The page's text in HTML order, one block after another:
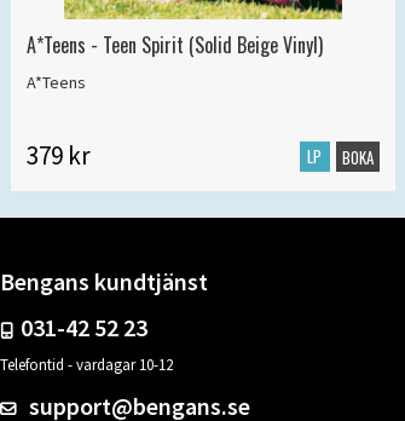
A*Teens - Teen Spirit (Solid Beige Vinyl)
A*Teens
379 kr LP BOKA
Bengans kundtjänst
031-42 52 23
Telefontid - vardagar 10-12
support@bengans.se